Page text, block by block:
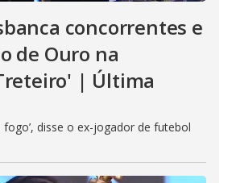
concorrentes e
de Ouro na
| Última
fogo’, disse o ex-jogador de futebol